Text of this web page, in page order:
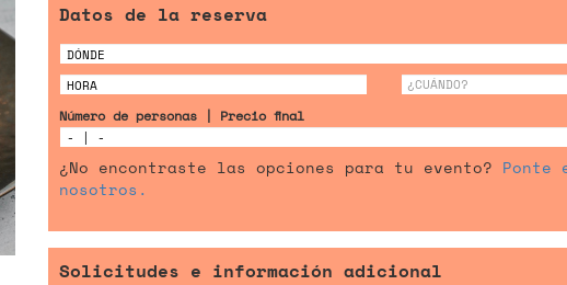
Datos de la reserva
Número de personas | Precio final
¿No encontraste las opciones para tu evento? Ponte
nosotros.
Solicitudes e información adicional